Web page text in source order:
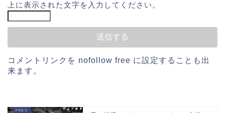
上に表示された文字を入力してください。
コメントリンクを nofollow free に設定することも出
来ます。